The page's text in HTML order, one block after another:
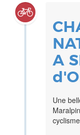
A
Une
cyclisme